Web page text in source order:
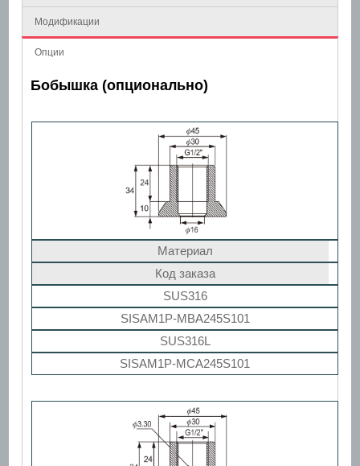
Модификации
Опции
Бобышка (опционально)
Материал
Код заказа
SUS316
SISAM1P-MBA245S101
SUS316L
SISAM1P-MCA245S101